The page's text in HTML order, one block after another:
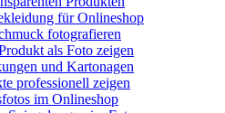
für Onlineshop
fotografieren
als Foto zeigen
und Kartonagen
professionell zeigen
im Onlineshop